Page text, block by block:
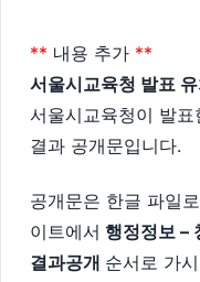
** 내용 추가 **
서울시교육청 발표
서울시교육청이 발
결과 공개문입니다.
공개문은 한글 파일
이트에서 행정정보 –
결과공개 순서로 가